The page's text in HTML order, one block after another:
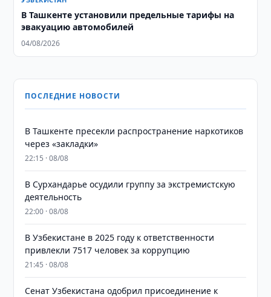
В Ташкенте установили предельные тарифы на
эвакуацию автомобилей
04/08/2026
ПОСЛЕДНИЕ НОВОСТИ
В Ташкенте пресекли распространение наркотиков
через «закладки»
22:15 · 08/08
В Сурхандарье осудили группу за экстремистскую
деятельность
22:00 · 08/08
В Узбекистане в 2025 году к ответственности
привлекли 7517 человек за коррупцию
21:45 · 08/08
Сенат Узбекистана одобрил присоединение к